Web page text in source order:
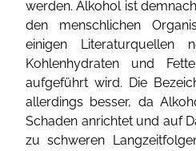
werden. Alkohol ist
den menschlichen
einigen Literaturquellen
Kohlenhydraten und
aufgeführt wird. Die
allerdings besser, da
Schaden anrichtet und auf
zu schweren